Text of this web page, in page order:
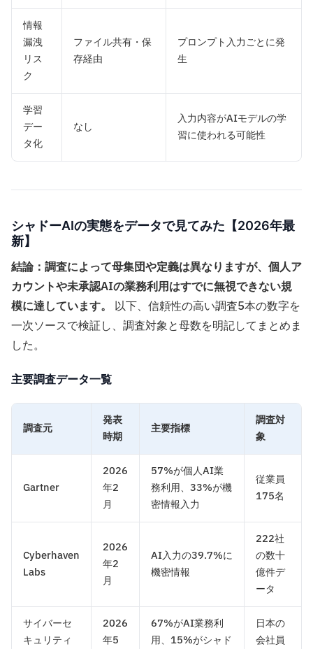
情報
漏洩
リス
ク
ファイル共有・保
存経由
プロンプト入力ごとに発
生
学習
デー
タ化
なし
入力内容がAIモデルの学
習に使われる可能性
シャドーAIの実態をデータで見てみた【2026年最
新】
結論：調査によって母集団や定義は異なりますが、個人ア
カウントや未承認AIの業務利用はすでに無視できない規
模に達しています。
以下、信頼性の高い調査5本の数字を
一次ソースで検証し、調査対象と母数を明記してまとめま
した。
主要調査データ一覧
調査元
発表
時期
主要指標
調査対
象
Gartner
2026
年2
月
57%が個人AI業
務利用、33%が機
密情報入力
従業員
175名
Cyberhaven
Labs
2026
年2
月
AI入力の39.7%に
機密情報
222社
の数十
億件デ
ータ
サイバーセ
キュリティ
2026
年5
67%がAI業務利
用、15%がシャド
日本の
会社員